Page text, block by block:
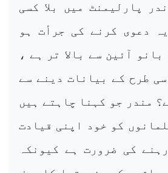
پارلیمنٹ میں بلا کسی
دعوی کرنے کی جرأت ہو
آئین سے بالا تر ہے ،
طرح کے بیانات دینے سے
مندر جو کہنا چاہتے ہیں
کو خود اپنی قیادت
کی ضرورت ہے کیونکہ